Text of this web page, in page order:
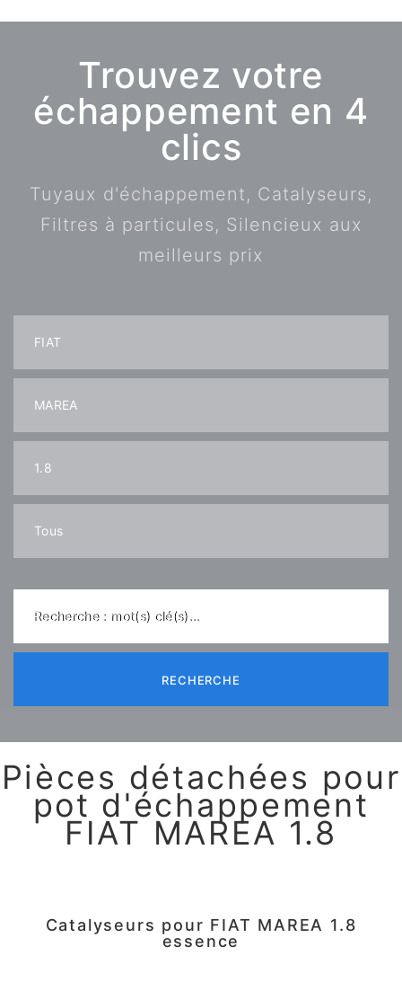
Trouvez votre
échappement en 4
clics
Tuyaux d'échappement, Catalyseurs,
Filtres à particules, Silencieux aux
meilleurs prix
Recherche : mot(s) clé(s)...
RECHERCHE
Pièces détachées pour
pot d'échappement
FIAT MAREA 1.8
Catalyseurs pour FIAT MAREA 1.8
essence